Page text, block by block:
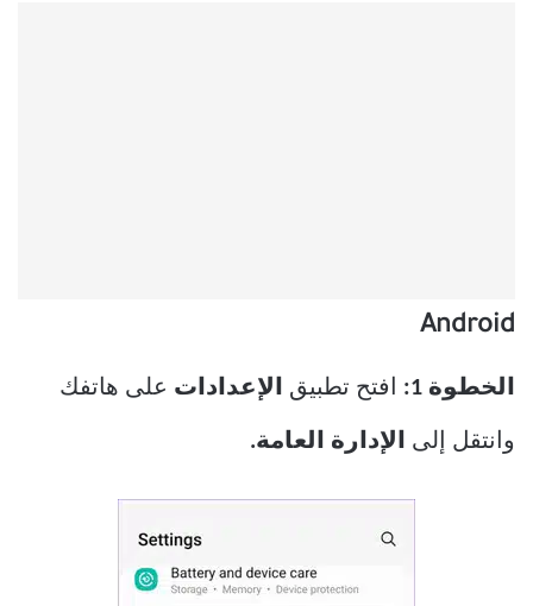
Android
الخطوة 1: افتح تطبيق الإعدادات على هاتفك
وانتقل إلى الإدارة العامة.